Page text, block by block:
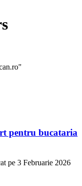
pentru bucataria
pe 3 Februarie 2026